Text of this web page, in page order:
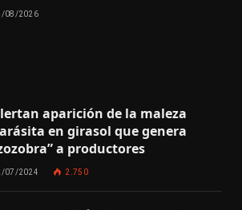
08/2026
aparición de la maleza
en girasol que genera
a productores
07/2024 2.750